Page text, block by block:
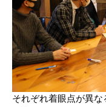
それぞれ着眼点が異